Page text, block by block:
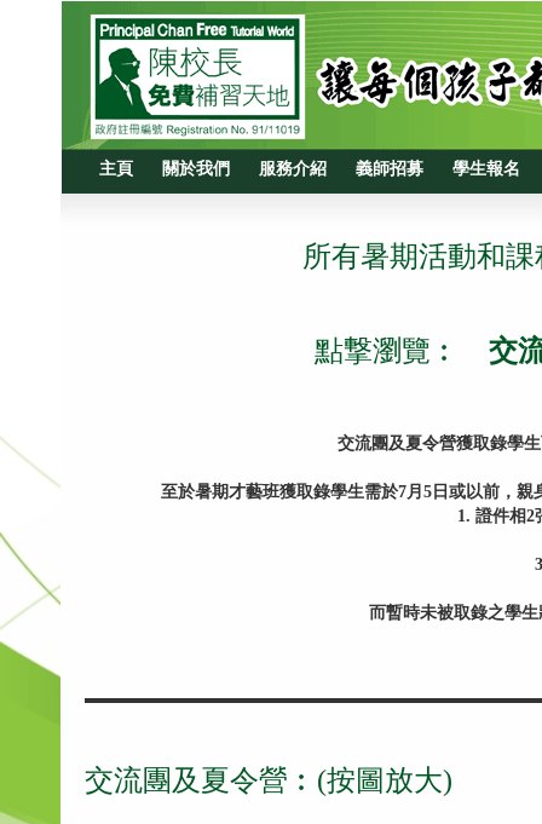
主頁 關於我們 服務介紹 義師招募 學生報名
所有暑期活動和
點撃瀏覽︰ 交
交流團及夏令營獲取錄學
至於暑期才藝班獲取錄學生需於7月5日或以前，
1. 證件相2
而暫時未被取錄之學
交流團及夏令營︰(按圖放大)